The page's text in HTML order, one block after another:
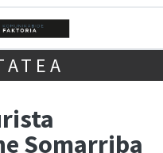
Somarriba